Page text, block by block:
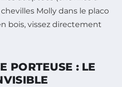
chevilles Molly dans le placo
bois, vissez directement
PORTEUSE : LE